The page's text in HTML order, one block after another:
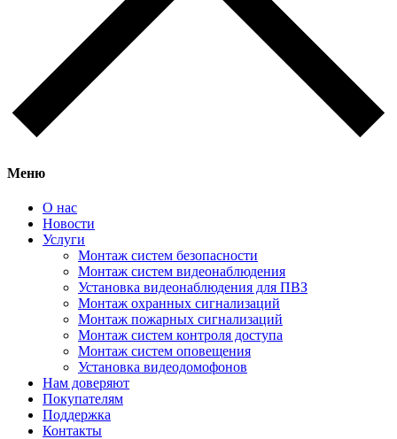
Меню
О нас
Новости
Услуги
Монтаж систем безопасности
Монтаж систем видеонаблюдения
Установка видеонаблюдения для ПВЗ
Монтаж охранных сигнализаций
Монтаж пожарных сигнализаций
Монтаж систем контроля доступа
Монтаж систем оповещения
Установка видеодомофонов
Нам доверяют
Покупателям
Поддержка
Контакты